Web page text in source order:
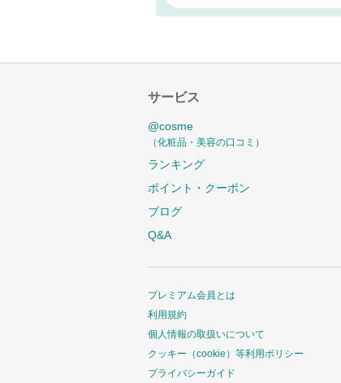
サービス
@cosme
（化粧品・美容の口コミ）
ランキング
ポイント・クーポン
ブログ
Q&A
プレミアム会員とは
利用規約
個人情報の取扱いについて
クッキー（cookie）等利用ポリシー
プライバシーガイド